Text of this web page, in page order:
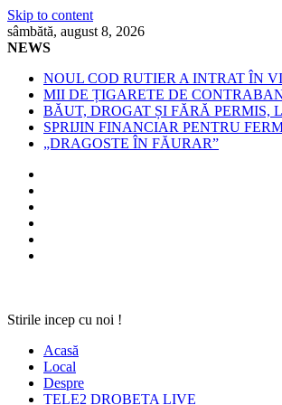
Skip to content
sâmbătă, august 8, 2026
NEWS
NOUL COD RUTIER A INTRAT ÎN
MII DE ȚIGARETE DE
BĂUT, DROGAT ȘI FĂRĂ PERMIS,
SPRIJIN FINANCIAR PENTRU
„DRAGOSTE ÎN FĂURAR”
Stirile incep cu noi !
Acasă
Local
Despre
TELE2 DROBETA LIVE